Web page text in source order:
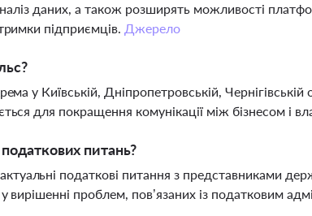
даних, а також розширять можливості
підприємців. Джерело
у Київській, Дніпропетровській, Чернігівській
для покращення комунікації між бізнесом і
питань?
податкові питання з представниками
вирішенні проблем, пов’язаних із податковим